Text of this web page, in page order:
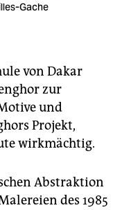
Gache
von Dakar
zur
und
Projekt,
wirkmächtig.
Abstraktion
des 1985